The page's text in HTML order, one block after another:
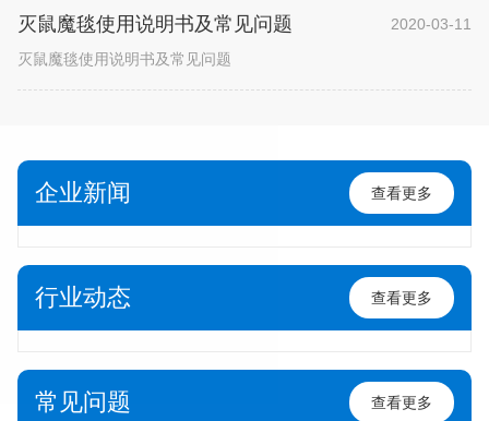
灭鼠魔毯使用说明书及常见问题
2020-03-11
灭鼠魔毯使用说明书及常见问题
企业新闻 查看更多
行业动态 查看更多
常见问题 查看更多